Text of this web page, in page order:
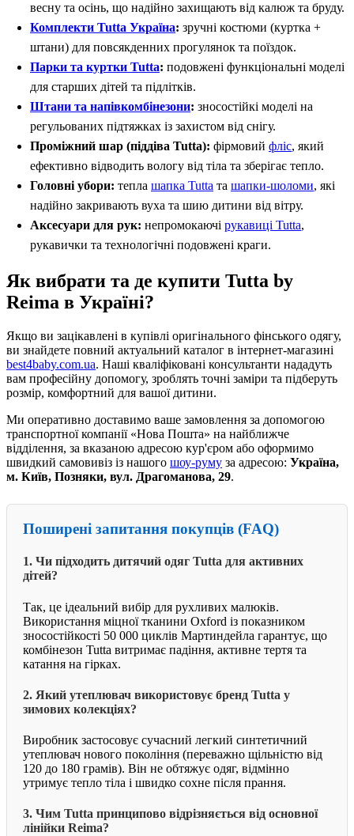
весну та осінь, що надійно захищають від калюж та бруду.
Комплекти Tutta Україна: зручні костюми (куртка +
штани) для повсякденних прогулянок та поїздок.
Парки та куртки Tutta: подовжені функціональні моделі
для старших дітей та підлітків.
Штани та напівкомбінезони: зносостійкі моделі на
регульованих підтяжках із захистом від снігу.
Проміжний шар (піддіва Tutta): фірмовий фліс, який
ефективно відводить вологу від тіла та зберігає тепло.
Головні убори: тепла шапка Tutta та шапки-шоломи, які
надійно закривають вуха та шию дитини від вітру.
Аксесуари для рук: непромокаючі рукавиці Tutta,
рукавички та технологічні подовжені краги.
Як вибрати та де купити Tutta by
Reima в Україні?
Якщо ви зацікавлені в купівлі оригінального фінського одягу,
ви знайдете повний актуальний каталог в інтернет-магазині
best4baby.com.ua. Наші кваліфіковані консультанти нададуть
вам професійну допомогу, зроблять точні заміри та підберуть
розмір, комфортний для вашої дитини.
Ми оперативно доставимо ваше замовлення за допомогою
транспортної компанії «Нова Пошта» на найближче
відділення, за вказаною адресою кур'єром або оформимо
швидкий самовивіз із нашого шоу-руму за адресою: Україна,
м. Київ, Позняки, вул. Драгоманова, 29.
Поширені запитання покупців (FAQ)
1. Чи підходить дитячий одяг Tutta для активних
дітей?
Так, це ідеальний вибір для рухливих малюків.
Використання міцної тканини Oxford із показником
зносостійкості 50 000 циклів Мартиндейла гарантує, що
комбінезон Tutta витримає падіння, активне тертя та
катання на гірках.
2. Який утеплювач використовує бренд Tutta у
зимових колекціях?
Виробник застосовує сучасний легкий синтетичний
утеплювач нового покоління (переважно щільністю від
120 до 180 грамів). Він не обтяжує одяг, відмінно
утримує тепло тіла і швидко сохне після прання.
3. Чим Tutta принципово відрізняється від основної
лінійки Reima?